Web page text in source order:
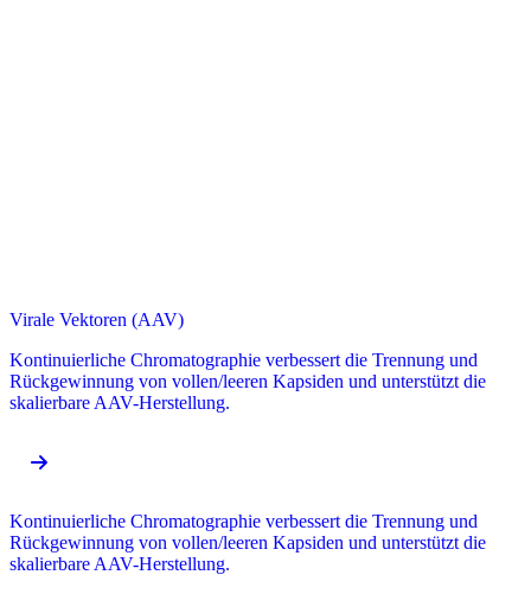
Virale Vektoren (AAV)
Kontinuierliche Chromatographie verbessert die Trennung und
Rückgewinnung von vollen/leeren Kapsiden und unterstützt die
skalierbare AAV-Herstellung.
Kontinuierliche Chromatographie verbessert die Trennung und
Rückgewinnung von vollen/leeren Kapsiden und unterstützt die
skalierbare AAV-Herstellung.